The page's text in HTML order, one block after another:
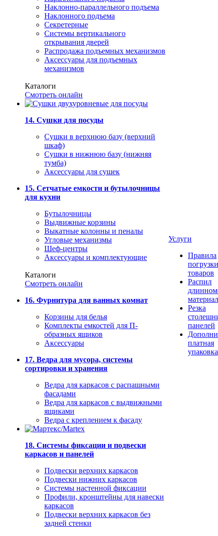
Наклонно-параллельного подъема
Наклонного подъема
Секретерные
Системы вертикального
открывания дверей
Распродажа подъемных механизмов
Аксессуары для подъемных
механизмов
Каталоги
Смотреть онлайн
14. Сушки для посуды
Сушки в верхнюю базу (верхний
шкаф)
Сушки в нижнюю базу (нижняя
тумба)
Аксессуары для сушек
15. Сетчатые емкости и бутылочницы
для кухни
Бутылочницы
Выдвижные корзины
Выкатные колонны и пеналы
Угловые механизмы
Шеф-центры
Аксессуары и комплектующие
Каталоги
Смотреть онлайн
16. Фурнитура для ванных комнат
Корзины для белья
Комплекты емкостей для П-
образных ящиков
Аксессуары
17. Ведра для мусора, системы
сортировки и хранения
Ведра для каркасов с распашными
фасадами
Ведра для каркасов с выдвижными
ящиками
Ведра с креплением к фасаду
18. Системы фиксации и подвески
каркасов и панелей
Подвески верхних каркасов
Подвески нижних каркасов
Системы настенной фиксации
Профили, кронштейны для навески
каркасов
Подвески верхних каркасов без
задней стенки
Услуги
Правила
погрузки
товаров
Распил
Резка
панелей
платная
упаковка